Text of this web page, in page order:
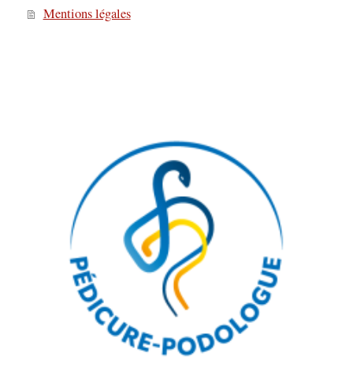
Mentions légales